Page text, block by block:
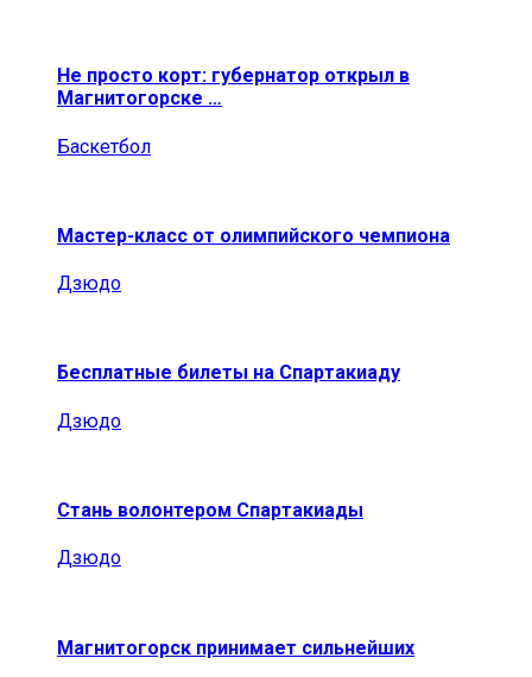
Не просто корт: губернатор открыл в
Магнитогорске …
Баскетбол
Мастер-класс от олимпийского чемпиона
Дзюдо
Бесплатные билеты на Спартакиаду
Дзюдо
Стань волонтером Спартакиады
Дзюдо
Магнитогорск принимает сильнейших